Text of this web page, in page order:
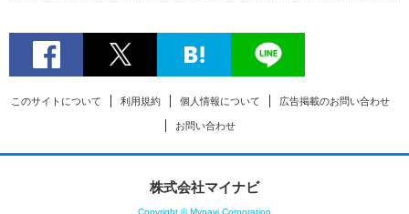
このサイトについて 利用規約 個人情報について 広告掲載のお問い合わせ
お問い合わせ
株式会社マイナビ
Copyright © Mynavi Corporation